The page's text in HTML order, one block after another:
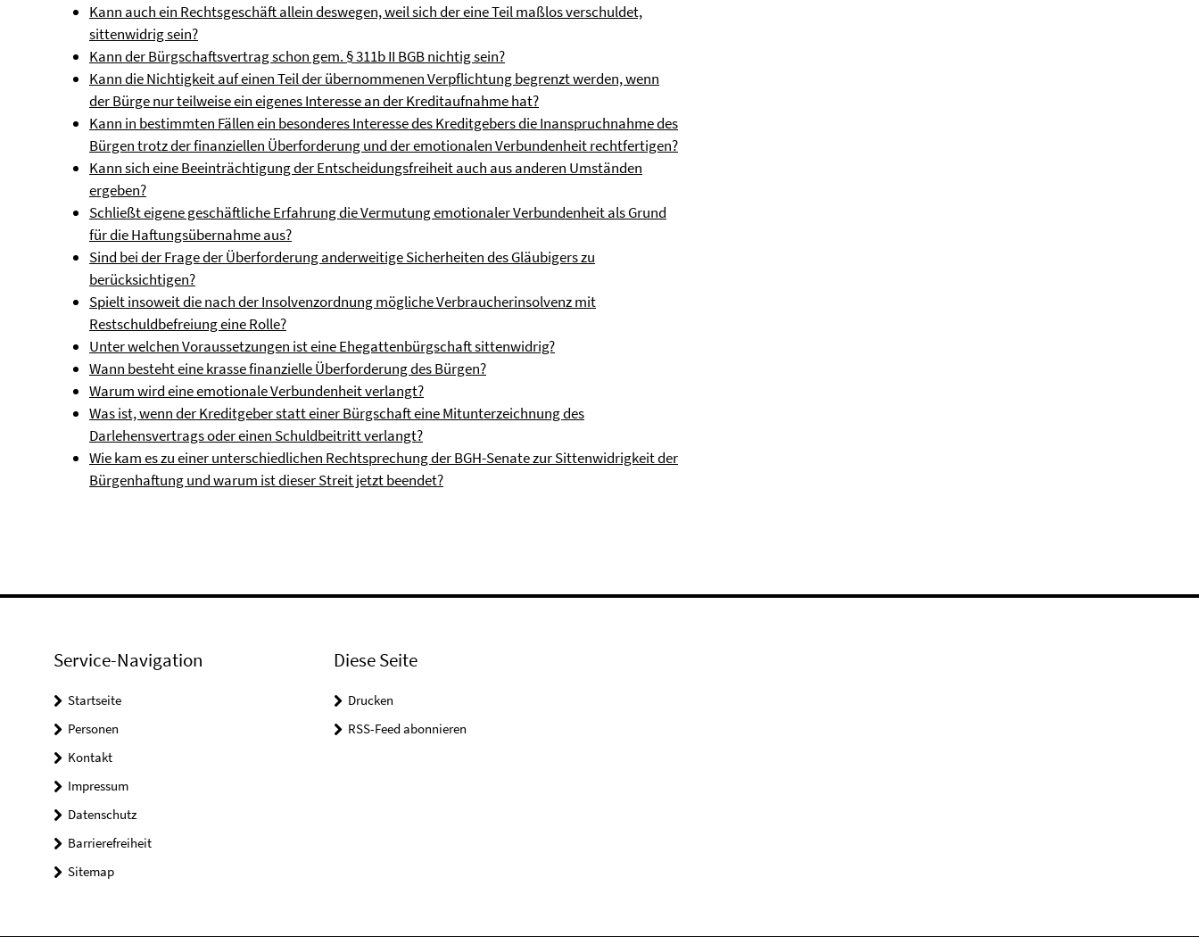
Kann auch ein Rechtsgeschäft allein deswegen, weil sich der eine Teil maßlos verschuldet,
sittenwidrig sein?
Kann der Bürgschaftsvertrag schon gem. § 311b II BGB nichtig sein?
Kann die Nichtigkeit auf einen Teil der übernommenen Verpflichtung begrenzt werden, wenn
der Bürge nur teilweise ein eigenes Interesse an der Kreditaufnahme hat?
Kann in bestimmten Fällen ein besonderes Interesse des Kreditgebers die Inanspruchnahme des
Bürgen trotz der finanziellen Überforderung und der emotionalen Verbundenheit rechtfertigen?
Kann sich eine Beeinträchtigung der Entscheidungsfreiheit auch aus anderen Umständen
ergeben?
Schließt eigene geschäftliche Erfahrung die Vermutung emotionaler Verbundenheit als Grund
für die Haftungsübernahme aus?
Sind bei der Frage der Überforderung anderweitige Sicherheiten des Gläubigers zu
berücksichtigen?
Spielt insoweit die nach der Insolvenzordnung mögliche Verbraucherinsolvenz mit
Restschuldbefreiung eine Rolle?
Unter welchen Voraussetzungen ist eine Ehegattenbürgschaft sittenwidrig?
Wann besteht eine krasse finanzielle Überforderung des Bürgen?
Warum wird eine emotionale Verbundenheit verlangt?
Was ist, wenn der Kreditgeber statt einer Bürgschaft eine Mitunterzeichnung des
Darlehensvertrags oder einen Schuldbeitritt verlangt?
Wie kam es zu einer unterschiedlichen Rechtsprechung der BGH-Senate zur Sittenwidrigkeit der
Bürgenhaftung und warum ist dieser Streit jetzt beendet?
Service-Navigation
Startseite
Personen
Kontakt
Impressum
Datenschutz
Barrierefreiheit
Sitemap
Diese Seite
Drucken
RSS-Feed abonnieren